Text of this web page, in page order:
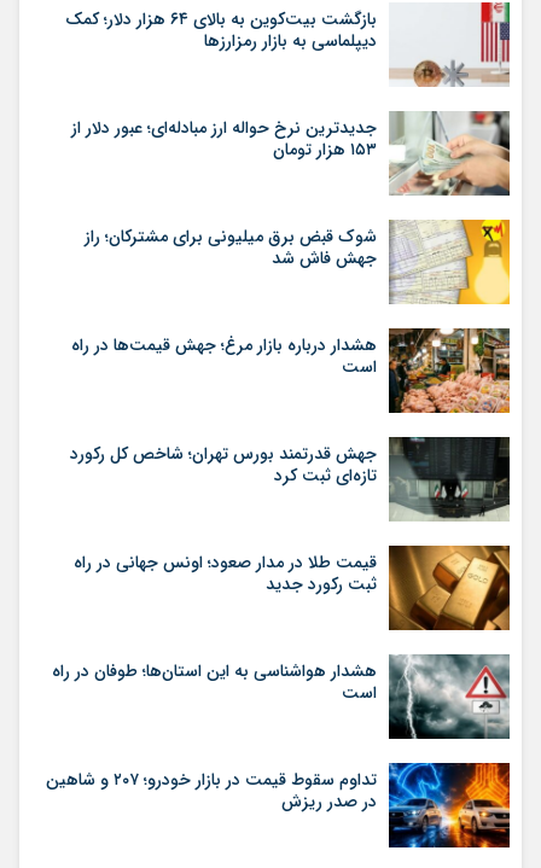
بازگشت بیت‌کوین به بالای ۶۴ هزار دلار؛ کمک
دیپلماسی به بازار رمزارزها
جدیدترین نرخ حواله ارز مبادله‌ای؛ عبور دلار از
۱۵۳ هزار تومان
شوک قبض برق میلیونی برای مشترکان؛ راز
جهش فاش شد
هشدار درباره بازار مرغ؛ جهش قیمت‌ها در راه
است
جهش قدرتمند بورس تهران؛ شاخص کل رکورد
تازه‌ای ثبت کرد
قیمت طلا در مدار صعود؛ اونس جهانی در راه
ثبت رکورد جدید
هشدار هواشناسی به این استان‌ها؛ طوفان در راه
است
تداوم سقوط قیمت در بازار خودرو؛ ۲۰۷ و شاهین
در صدر ریزش